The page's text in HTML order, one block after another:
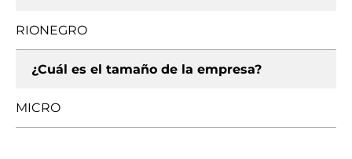
RIONEGRO
¿Cuál es el tamaño de la empresa?
MICRO